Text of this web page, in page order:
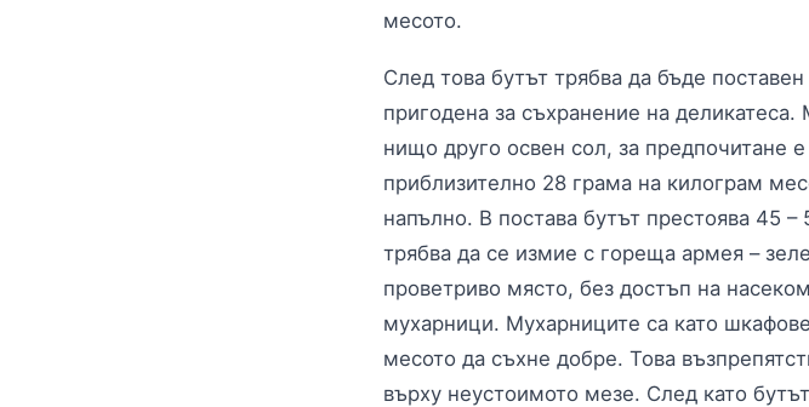
месото.
След това бутът трябва да бъде
пригодена за съхранение на
нищо друго освен сол, за предпочитане
приблизително 28 грама на килограм
напълно. В постава бутът престоява 45
трябва да се измие с гореща армея –
проветриво място, без достъп на
мухарници. Мухарниците са като
месото да съхне добре. Това
върху неустоимото мезе. След като